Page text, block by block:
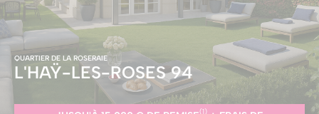
QUARTIER DE LA ROSERAIE
L'HAŸ-LES-ROSES94
(1)